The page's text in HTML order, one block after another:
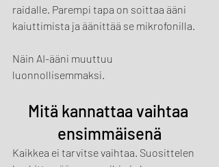
raidalle. Parempi tapa on soittaa ääni
kaiuttimista ja äänittää se mikrofonilla.
Näin AI-ääni muuttuu
luonnollisemmaksi.
Mitä kannattaa vaihtaa
ensimmäisenä
Kaikkea ei tarvitse vaihtaa. Suosittelen